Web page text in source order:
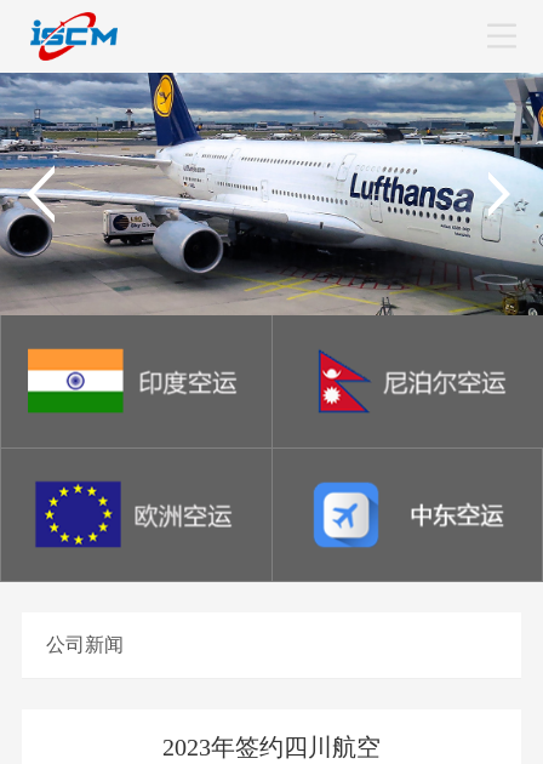
公司新闻
2023年签约四川航空